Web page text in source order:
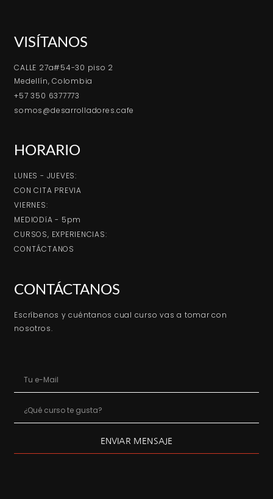
VISÍTANOS
CALLE 27a#54-30 piso 2
Medellín, Colombia
+57 350 6377773
somos@desarrolladores.cafe
HORARIO
LUNES - JUEVES:
CON CITA PREVIA
VIERNES:
MEDIODíA - 5pm
CURSOS, EXPERIENCIAS:
CONTÁCTANOS
CONTÁCTANOS
Escríbenos y cuéntanos cual curso vas a tomar con
nosotros.
ENVIAR MENSAJE